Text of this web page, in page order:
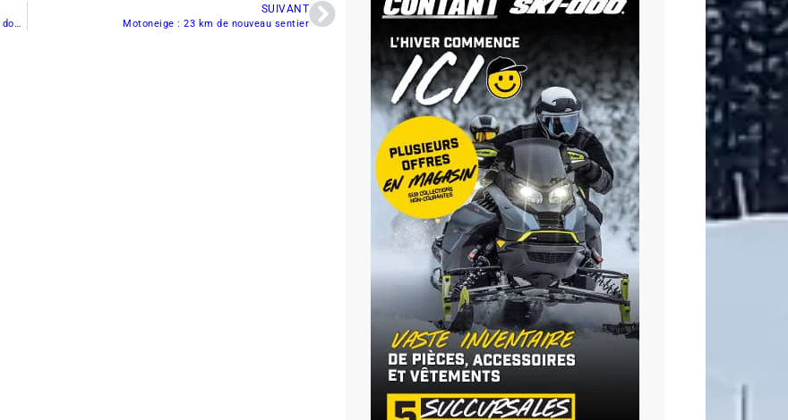
Circuit d’accélération de motoneige: Brent Armitage domine le classement de la saison 2011-2012
SUIVANT
Motoneige : 23 km de nouveau sentier